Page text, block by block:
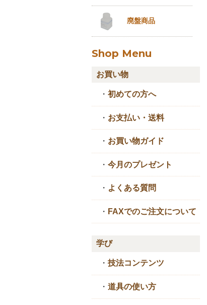
廃盤商品
Shop Menu
お買い物
・ 初めての方へ
・ お支払い・送料
・ お買い物ガイド
・ 今月のプレゼント
・ よくある質問
・ FAXでのご注文について
学び
・ 技法コンテンツ
・ 道具の使い方